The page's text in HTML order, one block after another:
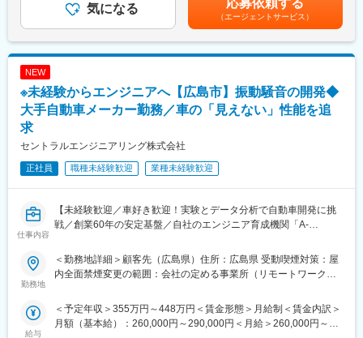
としてプライドを持ち、常に技術力の鍛錬を行っております。
務のため
今後の市場性や業務フェーズが高い業務となっております。
■上流工程に携わる事が出来る：
す。
メーカーの社員になると、年次が上がるにつれて一般的には技術
以外の業務の割合が増えていき、技術の第一線からは離れてしま
ることができるため、よりエンジニアとしての技術を磨くことが
できます。中でもメイテックは、上流工程に特化しており、「生
涯プロエンジニア」として活躍できます。
■メイテックグループの特徴：
（1）生涯プロエンジニアとして働ける環境…エンジニアのキャリ
けられております。担当営業との面談も設定され、現時点のスキ
ルを見つめ将来的にどんな経験を積むべきかを相談できる環境が
客様から厚い信頼を獲得しております。開発の上流工程から携わ
れるだけではなく、中には外注選定を任されているエンジニアも
含めた表記です。
気になる 応募依頼する
（エージェントサービス）
NEW
※未経験からエンジニアへ【広島市】振動騒音の開発◆
大手自動車メーカー勤務／車の「見えない」性能を追
求
セントラルエンジニアリング株式会社
正社員 職種未経験歓迎 業種未経験歓迎
仕事内容
【未経験歓迎／車好き歓迎！実験とデータ分析で自動車開発に挑
戦／創業60年の安定基盤／自社のエンジニア育成機関「A-
■業務概要：
任せします。
・「静かで心地よい走りの実現」をミッションに、適性や希望に
勤務地
＜勤務地詳細＞顧客先（広島県）住所：広島県 受動喫煙対策：屋
内全面禁煙変更の範囲：会社の定める事業所（リモートワーク含
給与
＜予定年収＞355万円～448万円＜賃金形態＞月給制＜賃金内訳＞
月額（基本給）：260,000円～290,000円＜月給＞260,000円～